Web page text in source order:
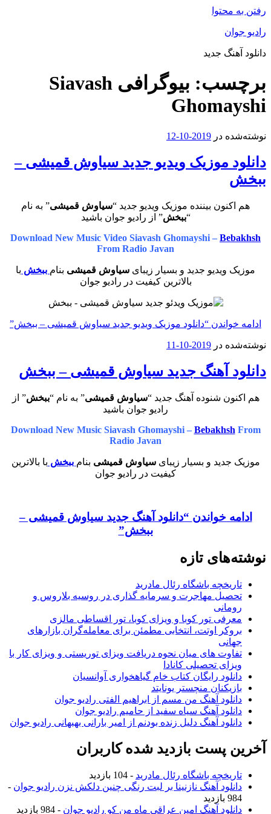
رفتن به محتوا
رادیو جوان
دانلود آهنگ جدید
برچسب:
بیوگرافی Siavash
Ghomayshi
نوشته‌شده در 2019-10-12
دانلود موزیک ویدیو جدید سیاوش قمیشی –
ببخش
هم اکنون بیننده موزیک ویدیو جدید “سیاوش قمیشی” به نام
“ببخش” از رادیو جوان باشید
Download New Music Video Siavash Ghomayshi – Bebakhsh
From Radio Javan
موزیک ویدیو جدید و بسیار زیبای سیاوش قمیشی بنام ببخش با
بالاترین کیفیت در رادیو جوان
ادامه خواندن “دانلود موزیک ویدیو جدید سیاوش قمیشی – ببخش”
نوشته‌شده در 2019-10-11
دانلود آهنگ جدید سیاوش قمیشی – ببخش
هم اکنون شنوده آهنگ جدید “سیاوش قمیشی” به نام “ببخش” از
رادیو جوان باشید
Download New Music Siavash Ghomayshi – Bebakhsh From
Radio Javan
موزیک جدید و بسیار زیبای سیاوش قمیشی بنام ببخش با بالاترین
کیفیت در رادیو جوان
ادامه خواندن “دانلود آهنگ جدید سیاوش قمیشی –
ببخش”
نوشته‌های تازه
تاریخچه باشگاه رئال مادرید
تحصیل مهاجرت و سرمایه گذاری در روسیه بلاروس و
رومانی
معرفی تور کوبا و ویزای کوبا، تور اقساطی مالزی
بروکر اوتت، انتخابی مطمئن برای معامله‌گران بازارهای
جهانی
تفاوت های میان نحوه دریافت ویزای توریستی و ویزای کار با
ویزای تحصیلی کانادا
دانلود رایگان کتاب خام گیاهخواری آوانسیان
بازیکنان منچستر یونایتد
دانلود آهنگ من مسم از ابراهیم الفتی رادیو جوان
دانلود آهنگ سیاه سفید از حامیم رادیو جوان
دانلود آهنگ دلیل زنده بودنم از امیر بارانی بهبهانی رادیو جوان
آخرین پست بازدید شده کاربران
تاریخچه باشگاه رئال مادرید - 104 بازدید
دانلود آهنگ نازنینا بر لبت رنگی چنین دلکش نزن رادیو جوان -
984 بازدید
دانلود آهنگ امین عراقی ماه من کو رادیو جوان - 984 بازدید